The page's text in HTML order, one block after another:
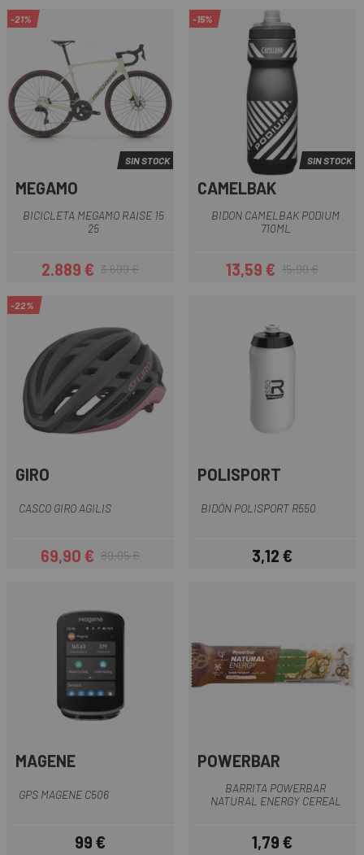
-21%
SIN STOCK
MEGAMO
BICICLETA MEGAMO RAISE 15
25
Precio
2.889 €Precio regular
3.699 €
-15%
SIN STOCK
CAMELBAK
BIDON CAMELBAK PODIUM
710ML
Precio
13,59 €Precio regular
15,99 €
-22%
GIRO
CASCO GIRO AGILIS
Precio
69,90 €Precio regular
89,95 €
POLISPORT
BIDÓN POLISPORT R550
Precio
3,12 €
MAGENE
GPS MAGENE C506
Precio
99 €
POWERBAR
BARRITA POWERBAR
NATURAL ENERGY CEREAL
Precio
1,79 €